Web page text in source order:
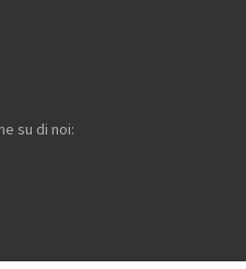
su di noi: